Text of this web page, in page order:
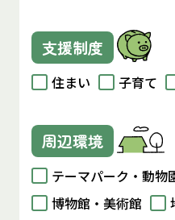
支援制度
住まい 子育て
周辺環境
テーマパーク・動物
博物館・美術館